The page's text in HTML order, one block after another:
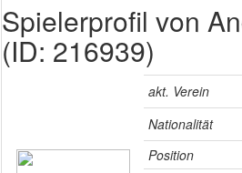
Spielerprofil von
(ID: 216939)
akt. Verein
Nationalität
Position